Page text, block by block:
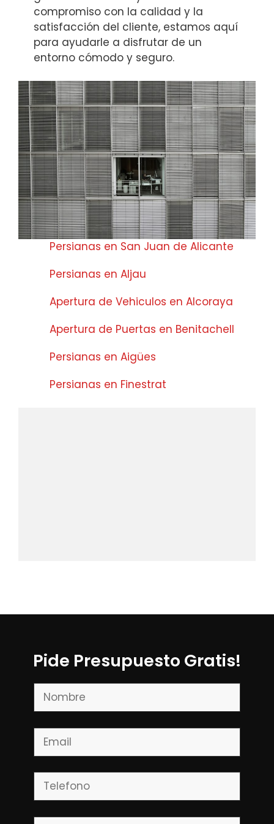
compromiso con la calidad y la
satisfacción del cliente, estamos aquí
para ayudarle a disfrutar de un
entorno cómodo y seguro.
Persianas en San Juan de Alicante
Persianas en Aljau
Apertura de Vehiculos en Alcoraya
Apertura de Puertas en Benitachell
Persianas en Aigües
Persianas en Finestrat
Pide Presupuesto Gratis!